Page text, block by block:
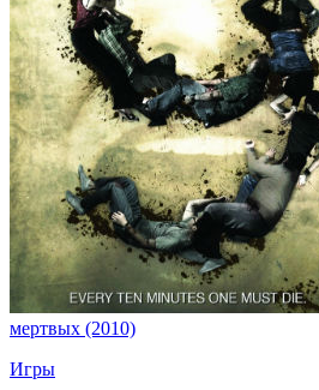
мертвых (2010)
Игры